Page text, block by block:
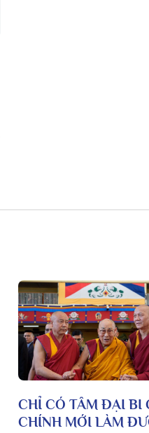
CHỈ CÓ TÂM ĐẠI BI
CHÍNH MỚI LÀM